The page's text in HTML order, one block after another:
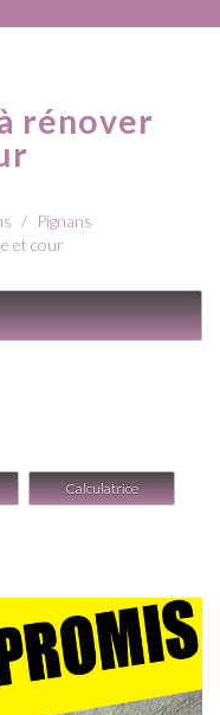
rénover
Pignans
et cour
Calculatrice